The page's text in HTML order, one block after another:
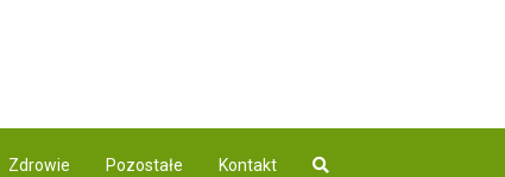
Zdrowie Pozostałe Kontakt